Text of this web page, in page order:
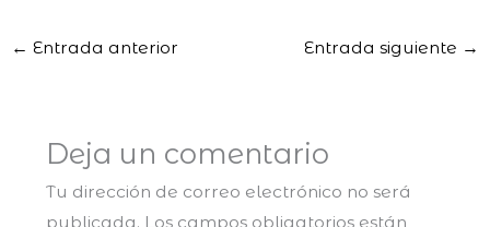
← Entrada anterior Entrada siguiente →
Deja un comentario
Tu dirección de correo electrónico no será
publicada. Los campos obligatorios están